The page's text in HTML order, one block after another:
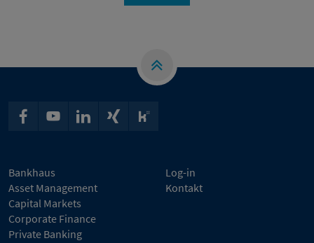
Bankhaus
Asset Management
Capital Markets
Corporate Finance
Private Banking
Log-in
Kontakt